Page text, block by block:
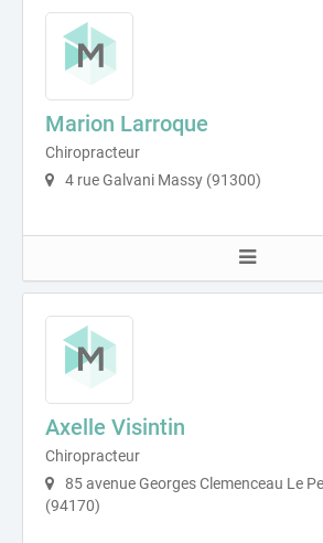
Marion Larroque
Chiropracteur
4 rue Galvani Massy (91300)
Axelle Visintin
Chiropracteur
85 avenue Georges Clemenceau Le
(94170)